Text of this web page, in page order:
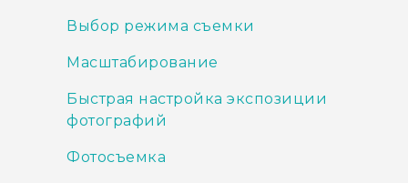
Выбор режима съемки
Масштабирование
Быстрая настройка экспозиции
фотографий
Фотосъемка